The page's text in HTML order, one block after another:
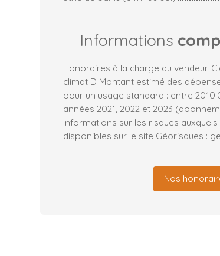
Informations
Honoraires à la charge du vendeur.
climat D Montant estimé des
pour un usage standard : entre
années 2021, 2022 et 2023
informations sur les risques
disponibles sur le site Géorisques :
Nos